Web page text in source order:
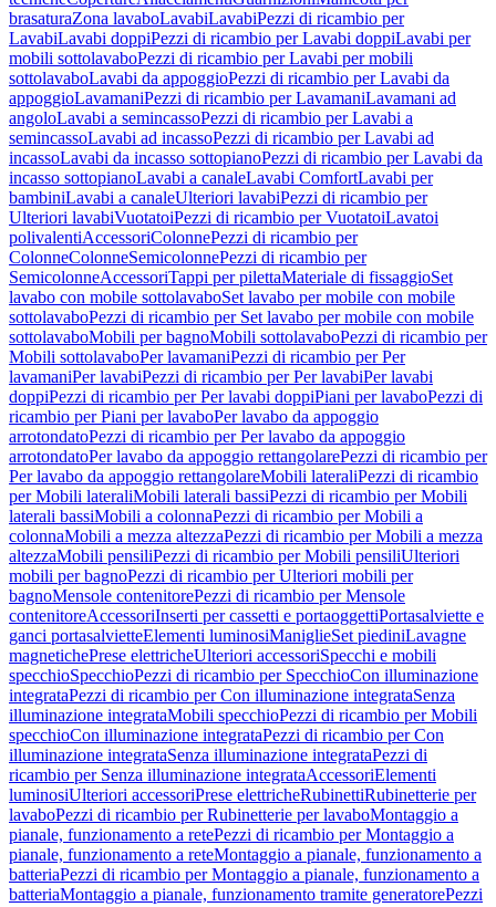
brasaturaZona lavaboLavabiLavabiPezzi di ricambio per
LavabiLavabi doppiPezzi di ricambio per Lavabi doppiLavabi per
mobili sottolavaboPezzi di ricambio per Lavabi per mobili
sottolavaboLavabi da appoggioPezzi di ricambio per Lavabi da
appoggioLavamaniPezzi di ricambio per LavamaniLavamani ad
angoloLavabi a semincassoPezzi di ricambio per Lavabi a
semincassoLavabi ad incassoPezzi di ricambio per Lavabi ad
incassoLavabi da incasso sottopianoPezzi di ricambio per Lavabi da
incasso sottopianoLavabi a canaleLavabi ComfortLavabi per
bambiniLavabi a canaleUlteriori lavabiPezzi di ricambio per
Ulteriori lavabiVuotatoiPezzi di ricambio per VuotatoiLavatoi
polivalentiAccessoriColonnePezzi di ricambio per
ColonneColonneSemicolonnePezzi di ricambio per
SemicolonneAccessoriTappi per pilettaMateriale di fissaggioSet
lavabo con mobile sottolavaboSet lavabo per mobile con mobile
sottolavaboPezzi di ricambio per Set lavabo per mobile con mobile
sottolavaboMobili per bagnoMobili sottolavaboPezzi di ricambio per
Mobili sottolavaboPer lavamaniPezzi di ricambio per Per
lavamaniPer lavabiPezzi di ricambio per Per lavabiPer lavabi
doppiPezzi di ricambio per Per lavabi doppiPiani per lavaboPezzi di
ricambio per Piani per lavaboPer lavabo da appoggio
arrotondatoPezzi di ricambio per Per lavabo da appoggio
arrotondatoPer lavabo da appoggio rettangolarePezzi di ricambio per
Per lavabo da appoggio rettangolareMobili lateraliPezzi di ricambio
per Mobili lateraliMobili laterali bassiPezzi di ricambio per Mobili
laterali bassiMobili a colonnaPezzi di ricambio per Mobili a
colonnaMobili a mezza altezzaPezzi di ricambio per Mobili a mezza
altezzaMobili pensiliPezzi di ricambio per Mobili pensiliUlteriori
mobili per bagnoPezzi di ricambio per Ulteriori mobili per
bagnoMensole contenitorePezzi di ricambio per Mensole
contenitoreAccessoriInserti per cassetti e portaoggettiPortasalviette e
ganci portasalvietteElementi luminosiManiglieSet piediniLavagne
magnetichePrese elettricheUlteriori accessoriSpecchi e mobili
specchioSpecchioPezzi di ricambio per SpecchioCon illuminazione
integrataPezzi di ricambio per Con illuminazione integrataSenza
illuminazione integrataMobili specchioPezzi di ricambio per Mobili
specchioCon illuminazione integrataPezzi di ricambio per Con
illuminazione integrataSenza illuminazione integrataPezzi di
ricambio per Senza illuminazione integrataAccessoriElementi
luminosiUlteriori accessoriPrese elettricheRubinettiRubinetterie per
lavaboPezzi di ricambio per Rubinetterie per lavaboMontaggio a
pianale, funzionamento a retePezzi di ricambio per Montaggio a
pianale, funzionamento a reteMontaggio a pianale, funzionamento a
batteriaPezzi di ricambio per Montaggio a pianale, funzionamento a
batteriaMontaggio a pianale, funzionamento tramite generatorePezzi